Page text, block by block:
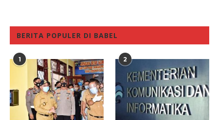
BERITA POPULER DI BABEL
1 2